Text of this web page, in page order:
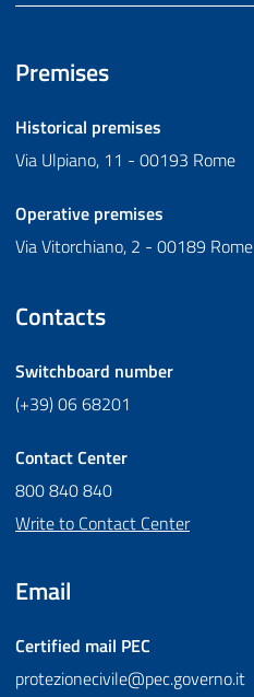
Premises
Historical premises
Via Ulpiano, 11 - 00193 Rome
Operative premises
Via Vitorchiano, 2 - 00189 Rome
Contacts
Switchboard number
(+39) 06 68201
Contact Center
800 840 840
Write to Contact Center
Email
Certified mail PEC
protezionecivile@pec.governo.it